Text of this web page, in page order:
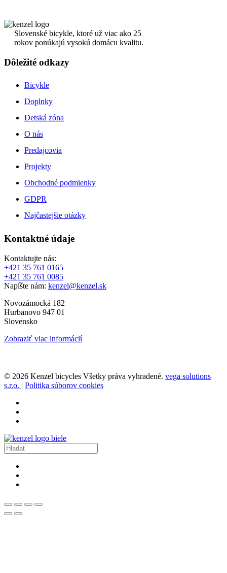
Slovenské bicykle, ktoré už viac ako 25
rokov ponúkajú vysokú domácu kvalitu.
Dôležité odkazy
Bicykle
Doplnky
Detská zóna
O nás
Predajcovia
Projekty
Obchodné podmienky
GDPR
Najčastejšie otázky
Kontaktné údaje
Kontaktujte nás:
+421 35 761 0165
+421 35 761 0085
Napíšte nám: kenzel@kenzel.sk
Novozámocká 182
Hurbanovo 947 01
Slovensko
Zobraziť viac informácií
© 2026 Kenzel bicycles Všetky práva vyhradené. vega solutions
s.r.o. | Politika súborov cookies